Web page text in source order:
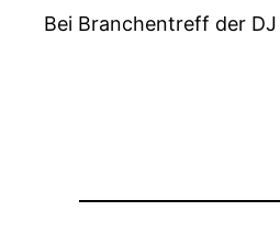
Bei Branchentreff der